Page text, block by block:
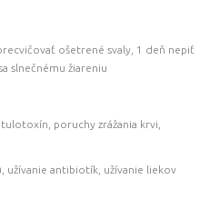
ošetrené svaly, 1 deň nepiť
slnečnému žiareniu
poruchy zrážania krvi,
užívanie antibiotík, užívanie liekov